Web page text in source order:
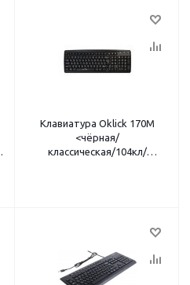
Клавиатура Oklick 170M
<чёрная/
классическая/104кл/